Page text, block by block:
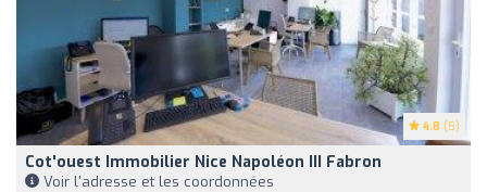
4.8 (5)
Cot'ouest Immobilier Nice Napoléon III Fabron
Voir l'adresse et les coordonnées